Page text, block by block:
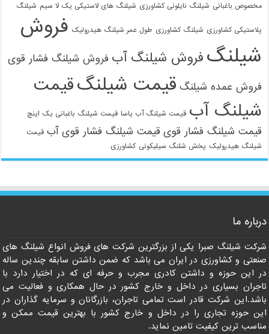
مخصوص باغبانی شیلنگ نایلونی کشاورزی شیلنگ های لاستیکی یک لا سیم شیلنگ
پلاستیکی کشاورزی شیلنگ کشاورزی طول عمر شیلنگ هیدرولیک فروش
شیلنگ فروش شیلنگ آب فروش شیلنگ فشار قوی
فروش عمده شیلنگ قیمت شیلنگقیمت
شیلنگ آب قیمت شیلنگ آب یاسا قیمت شیلنگ باغبانی یک اینچ
قیمت شیلنگ فشار قوی قیمت شیلنگ فشار قوی آب قیمت
شیلنگ هیدرولیک پخش شلنگ سیلیکونی کشاورزی
درباره ما
شرکت شیلنگ صبرا یکی از بزرگترین شرکت های فروش انواع شیلنگ های
صنعتی و کشاورزی در ایران می باشد که ضمن داشتن سابقه چندین ساله
در این حوزه و داشتن کادری مجرب و حرفه ای که در اختیار دارد با
تاجران بسیاری در داخل و خارج کشور در حال همکاری و فعالیت می
باشد.این شرکت قادر است تمامی تاجران، بازرگانان و سرمایه گذاران در
این حوزه تجاری را در داخل و خارج کشور با بهترین قیمت ممکن و
مناسب ترین کیفیت تامین نماید.
021-33112528